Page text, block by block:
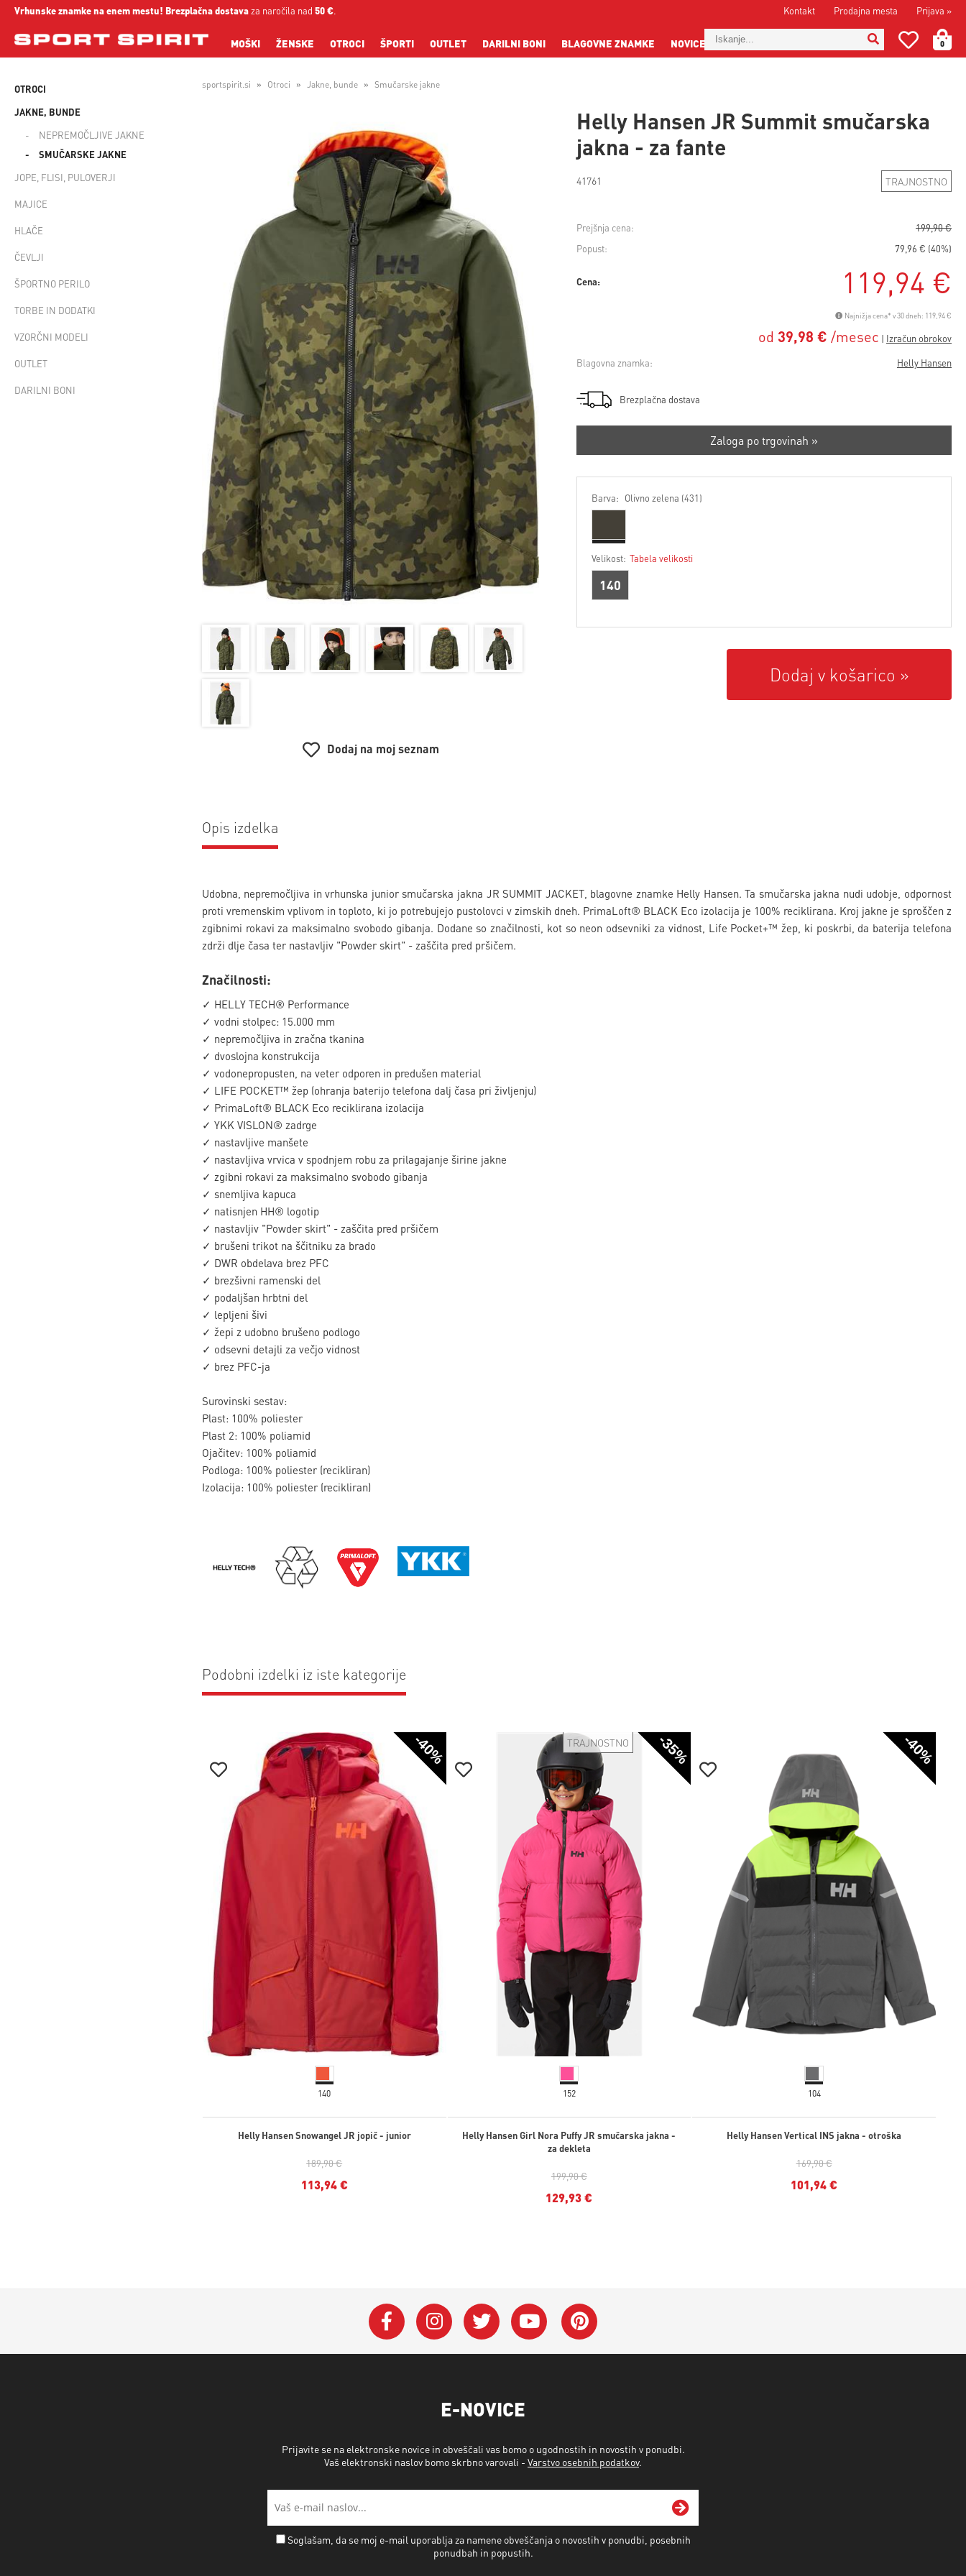
Prijava »
Kontakt Prodajna mesta
Vrhunske znamke na enem mestu! Brezplačna dostavaza naročila nad 50 €.
0
MOŠKI ŽENSKE OTROCI ŠPORTI OUTLET DARILNI BONI BLAGOVNE ZNAMKE NOVICE
OTROCI
JAKNE, BUNDE
NEPREMOČLJIVE JAKNE
SMUČARSKE JAKNE
JOPE, FLISI, PULOVERJI
MAJICE
HLAČE
ČEVLJI
ŠPORTNO PERILO
TORBE IN DODATKI
VZORČNI MODELI
OUTLET
DARILNI BONI
sportspirit.si Otroci Jakne, bunde Smučarske jakne
Helly Hansen JR Summit smučarska
jakna - za fante
41761 TRAJNOSTNO
Dodaj na moj seznam
Prejšnja cena:
199,90 €
Popust:
79,96 € (40%)
Cena: 119,94 €
Najnižja cena* v 30 dneh: 119,94 €
od 39,98 € /mesec
Blagovna znamka: Helly Hansen
Brezplačna dostava
Zaloga po trgovinah »
Barva: Olivno zelena (431)
Velikost: Tabela velikosti
140
Dodaj v košarico
Opis izdelka
Udobna, nepremočljiva in vrhunska junior smučarska jakna JR SUMMIT JACKET, blagovne znamke Helly Hansen. Ta smučarska jakna nudi udobje, odpornost
proti vremenskim vplivom in toploto, ki jo potrebujejo pustolovci v zimskih dneh. PrimaLoft® BLACK Eco izolacija je 100% reciklirana. Kroj jakne je sproščen z
zgibnimi rokavi za maksimalno svobodo gibanja. Dodane so značilnosti, kot so neon odsevniki za vidnost, Life Pocket+™ žep, ki poskrbi, da baterija telefona
zdrži dlje časa ter nastavljiv "Powder skirt" - zaščita pred pršičem.
Značilnosti:
✓ HELLY TECH® Performance
✓ vodni stolpec: 15.000 mm
✓ nepremočljiva in zračna tkanina
✓ dvoslojna konstrukcija
✓ vodonepropusten, na veter odporen in predušen material
✓ LIFE POCKET™ žep (ohranja baterijo telefona dalj časa pri življenju)
✓ PrimaLoft® BLACK Eco reciklirana izolacija
✓ YKK VISLON® zadrge
✓ nastavljive manšete
✓ nastavljiva vrvica v spodnjem robu za prilagajanje širine jakne
✓ zgibni rokavi za maksimalno svobodo gibanja
✓ snemljiva kapuca
✓ natisnjen HH® logotip
✓ nastavljiv "Powder skirt" - zaščita pred pršičem
✓ brušeni trikot na ščitniku za brado
✓ DWR obdelava brez PFC
✓ brezšivni ramenski del
✓ podaljšan hrbtni del
✓ lepljeni šivi
✓ žepi z udobno brušeno podlogo
✓ odsevni detajli za večjo vidnost
✓ brez PFC-ja
Surovinski sestav:
Plast: 100% poliester
Plast 2: 100% poliamid
Ojačitev: 100% poliamid
Podloga: 100% poliester (recikliran)
Izolacija: 100% poliester (recikliran)
Podobni izdelki iz iste kategorije
-40%
140
Helly Hansen Snowangel JR jopič - junior
189,90 €
113,94 €
-35%
TRAJNOSTNO
152
Helly Hansen Girl Nora Puffy JR smučarska jakna -
za dekleta
199,90 €
129,93 €
-40%
104
Helly Hansen Vertical INS jakna - otroška
169,90 €
101,94 €
E-NOVICE
Prijavite se na elektronske novice in obveščali vas bomo o ugodnostih in novostih v ponudbi.
Vaš elektronski naslov bomo skrbno varovali - Varstvo osebnih podatkov.
Soglašam, da se moj e-mail uporablja za namene obveščanja o novostih v ponudbi, posebnih
ponudbah in popustih.